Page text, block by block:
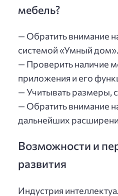
мебель?
— Обратить внимание
системой «Умный дом».
— Проверить наличие
приложения и его
— Учитывать размеры,
— Обратить внимание
дальнейших
Возможности и
развития
Индустрия